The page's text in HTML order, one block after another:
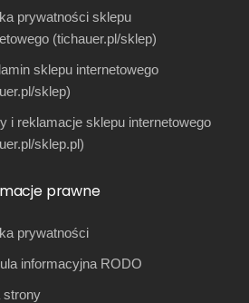
prywatności sklepu
(tichauer.pl/sklep)
sklepu internetowego
sklep)
i reklamacje sklepu internetowego
sklep.pl)
prawne
prywatności
informacyjna RODO
strony